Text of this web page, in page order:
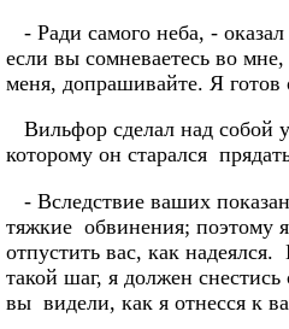
- Ради самого неба, -
если вы сомневаетесь во
меня, допрашивайте. Я готов
Вильфор сделал над собой
которому он старался
- Вследствие ваших
тяжкие обвинения; поэтому
отпустить вас, как
такой шаг, я должен
вы видели, как я отнесся к